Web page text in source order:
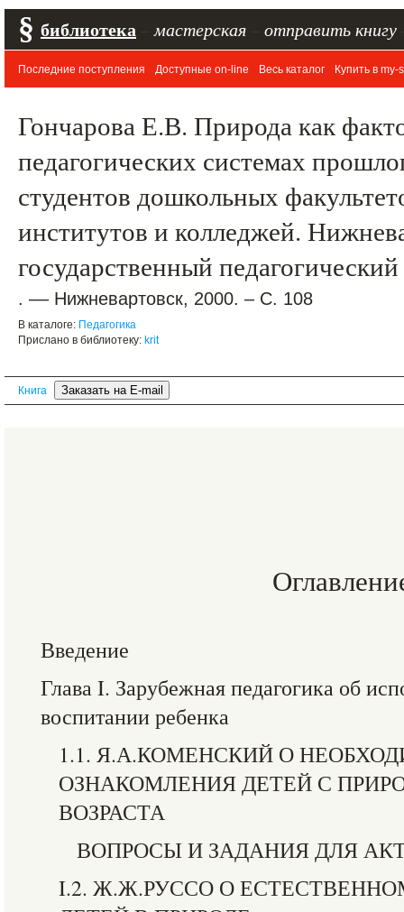
§ библиотека мастерская отправить книгу
Последние поступления Доступные on-line Весь каталог Купить в my-
Гончарова Е.В. Природа как
педагогических системах
студентов дошкольных
институтов и колледжей.
государственный
. –– Нижневартовск, 2000. – С. 108
В каталоге: Педагогика
Прислано в библиотеку: krit
Книга
Введение
Глава I. Зарубежная педагогика об
воспитании ребенка
1.1. Я.А.КОМЕНСКИЙ О
ОЗНАКОМЛЕНИЯ ДЕТЕЙ С
ВОЗРАСТА
ВОПРОСЫ И ЗАДАНИЯ ДЛЯ
I.2. Ж.Ж.РУССО О